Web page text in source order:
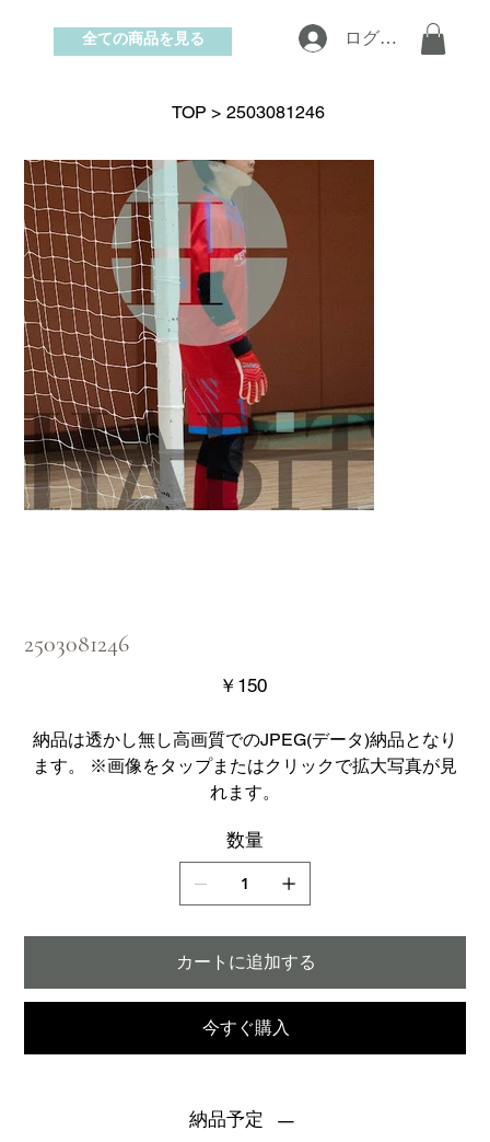
お問い合わせ
ログイン
全ての商品を見る
TOP > 2503081246
2503081246
価
格
￥150
納品は透かし無し高画質でのJPEG(データ)納品となり
ます。 ※画像をタップまたはクリックで拡大写真が見
れます。
数量
カートに追加する
今すぐ購入
納品予定